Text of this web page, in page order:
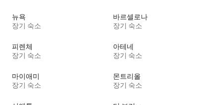
뉴욕
장기 숙소
바르셀로나
장기 숙소
피렌체
장기 숙소
아테네
장기 숙소
마이애미
장기 숙소
몬트리올
장기 숙소